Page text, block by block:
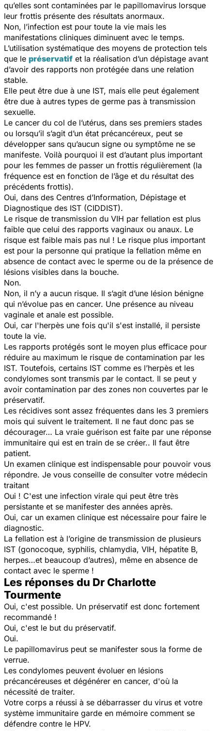
qu’elles sont contaminées par le papillomavirus lorsque
leur frottis présente des résultats anormaux.
Non, l’infection est pour toute la vie mais les
manifestations cliniques diminuent avec le temps.
L’utilisation systématique des moyens de protection tels
que le préservatif et la réalisation d’un dépistage avant
d’avoir des rapports non protégée dans une relation
stable.
Elle peut être due à une IST, mais elle peut également
être due à autres types de germe pas à transmission
sexuelle.
Le cancer du col de l’utérus, dans ses premiers stades
ou lorsqu’il s’agit d’un état précancéreux, peut se
développer sans qu’aucun signe ou symptôme ne se
manifeste. Voilà pourquoi il est d’autant plus important
pour les femmes de passer un frottis régulièrement (la
fréquence est en fonction de l’âge et du résultat des
précédents frottis).
Oui, dans des Centres d’Information, Dépistage et
Diagnostique des IST (CIDDIST).
Le risque de transmission du VIH par fellation est plus
faible que celui des rapports vaginaux ou anaux. Le
risque est faible mais pas nul ! Le risque plus important
est pour la personne qui pratique la fellation même en
absence de contact avec le sperme ou de la présence de
lésions visibles dans la bouche.
Non.
Non, il n’y a aucun risque. Il s’agit d’une lésion bénigne
qui n’évolue pas en cancer. Une présence au niveau
vaginale et anale est possible.
Oui, car l'herpès une fois qu'il s'est installé, il persiste
toute la vie.
Les rapports protégés sont le moyen plus efficace pour
réduire au maximum le risque de contamination par les
IST. Toutefois, certains IST comme es l’herpès et les
condylomes sont transmis par le contact. Il se peut y
avoir contamination par des zones non couvertes par le
préservatif.
Les récidives sont assez fréquentes dans les 3 premiers
mois qui suivent le traitement. Il ne faut donc pas se
décourager… La vraie guérison est faite par une réponse
immunitaire qui est en train de se créer.. Il faut être
patient.
Un examen clinique est indispensable pour pouvoir vous
répondre. Je vous conseille de consulter votre médecin
traitant
Oui ! C'est une infection virale qui peut être très
persistante et se manifester des années après.
Oui, car un examen clinique est nécessaire pour faire le
diagnostic.
La fellation est à l’origine de transmission de plusieurs
IST (gonocoque, syphilis, chlamydia, VIH, hépatite B,
herpes…et beaucoup d’autres), même en absence de
contact avec le sperme !
Les réponses du Dr Charlotte
Tourmente
Oui, c'est possible. Un préservatif est donc fortement
recommandé !
Oui, c'est le but du préservatif.
Oui.
Le papillomavirus peut se manifester sous la forme de
verrue.
Les condylomes peuvent évoluer en lésions
précancéreuses et dégénérer en cancer, d'où la
nécessité de traiter.
Votre corps a réussi à se débarrasser du virus et votre
système immunitaire garde en mémoire comment se
défendre contre le HPV.